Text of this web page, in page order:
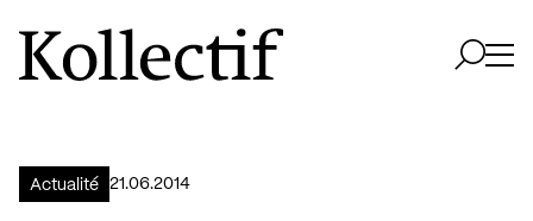
Aller à la page d'accueil
Logo Kollectif
Actualité 21.06.2014